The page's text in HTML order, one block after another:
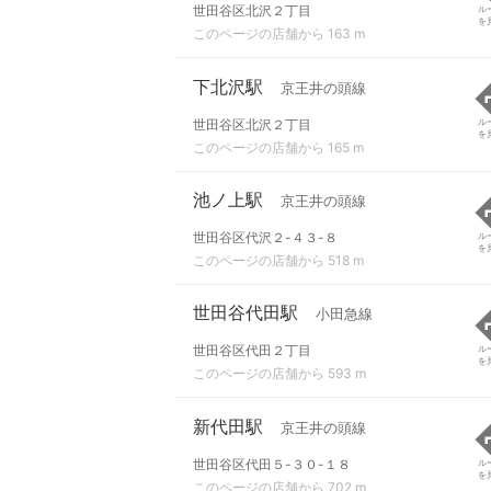
世田谷区北沢２丁目
このページの店舗から 163 m
ル
を
下北沢駅 京王井の頭線
世田谷区北沢２丁目
このページの店舗から 165 m
ル
を
池ノ上駅 京王井の頭線
世田谷区代沢２-４３-８
このページの店舗から 518 m
ル
を
世田谷代田駅 小田急線
世田谷区代田２丁目
このページの店舗から 593 m
ル
を
新代田駅 京王井の頭線
世田谷区代田５-３０-１８
このページの店舗から 702 m
ル
を